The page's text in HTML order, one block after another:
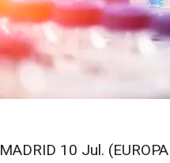
MADRID 10 Jul.